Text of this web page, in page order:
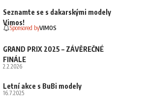
Seznamte se s dakarskými modely
Vimos!
Sponsored byVIMOS
GRAND PRIX 2025 – ZÁVĚREČNÉ
FINÁLE
2.2.2026
Letní akce s BuBi modely
16.7.2025